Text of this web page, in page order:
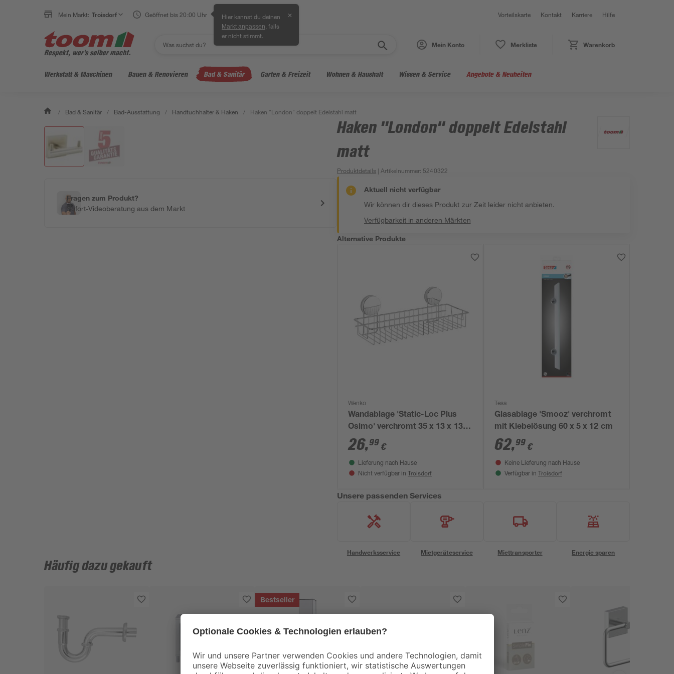
Mein Markt: Troisdorf Geöffnet bis 20:00 Uhr Hier kannst du deinen
Markt anpassen , falls
er nicht stimmt.
✕ Vorteilskarte Kontakt Karriere Hilfe
Mein Konto Merkliste Warenkorb
Werkstatt & Maschinen Bauen & Renovieren Bad & Sanitär Garten & Freizeit Wohnen & Haushalt Wissen & Service Angebote & Neuheiten
/ Bad & Sanitär / Bad-Ausstattung / Handtuchhalter & Haken / Haken "London" doppelt Edelstahl matt
Fragen zum Produkt?
Sofort-Videoberatung aus dem Markt
Haken "London" doppelt Edelstahl
matt
Produktdetails | Artikelnummer: 5240322
Aktuell nicht verfügbar
Wir können dir dieses Produkt zur Zeit leider nicht anbieten.
Verfügbarkeit in anderen Märkten
Alternative Produkte
Wenko
Wandablage 'Static-Loc Plus
Osimo' verchromt 35 x 13 x 13
cm
26,99 €
Lieferung nach Hause
Nicht verfügbar in Troisdorf
Tesa
Glasablage 'Smooz' verchromt
mit Klebelösung 60 x 5 x 12 cm
62,99 €
Keine Lieferung nach Hause
Verfügbar in Troisdorf
Unsere passenden Services
Handwerksservice Mietgeräteservice Miettransporter Energie sparen
Häufig dazu gekauft
Bestseller